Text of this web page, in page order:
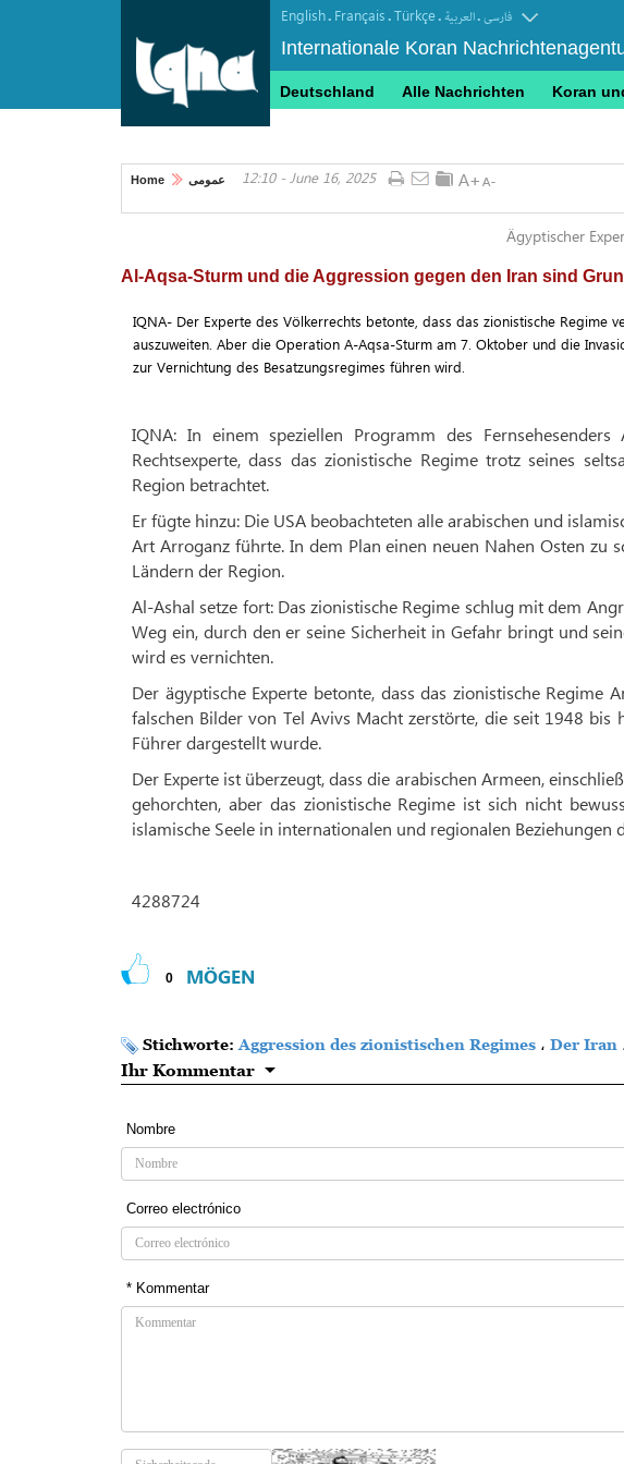
English. Français.Türkçe. العربیة.فارسی
Internationale Koran
Deutschland Alle Nachrichten Koran
Home عمومی 12:10 - June 16, 2025
Ägyptischer
Al-Aqsa-Sturm und die Aggression gegen den Iran sind
IQNA- Der Experte des Völkerrechts betonte, dass das zionistische Regime
auszuweiten. Aber die Operation A-Aqsa-Sturm am 7. Oktober und die
zur Vernichtung des Besatzungsregimes führen wird.
IQNA: In einem speziellen Programm des
Rechtsexperte, dass das zionistische Regime trotz seines
Region betrachtet.
Er fügte hinzu: Die USA beobachteten alle arabischen und
Art Arroganz führte. In dem Plan einen neuen Nahen Osten zu
Ländern der Region.
Al-Ashal setze fort: Das zionistische Regime schlug mit dem
Weg ein, durch den er seine Sicherheit in Gefahr bringt und
wird es vernichten.
Der ägyptische Experte betonte, dass das zionistische
falschen Bilder von Tel Avivs Macht zerstörte, die seit 1948 bis
Führer dargestellt wurde.
Der Experte ist überzeugt, dass die arabischen Armeen,
gehorchten, aber das zionistische Regime ist sich nicht
islamische Seele in internationalen und regionalen Beziehungen
4288724
0 MÖGEN
Stichworte: Aggression des zionistischen Regimes ، Der Iran
Ihr Kommentar
Nombre
Correo electrónico
* Kommentar